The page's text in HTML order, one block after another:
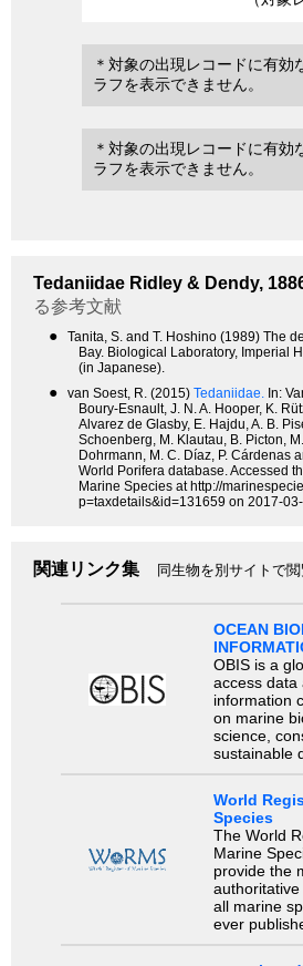
＊対象の出現レコードに有
ラフを表示できません。
＊対象の出現レコードに有
ラフを表示できません。
Tedaniidae Ridley & Dendy,
る参考文献
●
Tanita, S. and T. Hoshino (1989) The
Bay. Biological Laboratory, Imperial
(in Japanese).
● van Soest, R. (2015) Tedaniidae. In:
Boury-Esnault, J. N. A. Hooper, K.
Alvarez de Glasby, E. Hajdu, A. B.
Schoenberg, M. Klautau, B. Picton,
Dohrmann, M. C. Díaz, P. Cárdenas
World Porifera database. Accessed
Marine Species at http://
p=taxdetails&id=131659 on 2017-
関連リンク集 同生物を別サイトで閲
OCEAN
OBIS is a
access data
information
on marine
science,
sustainable
World
Species
The World
Marine
provide the
all marine
ever